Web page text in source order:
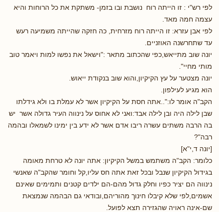
לפי רש"י : זו הייתה רוח נושבת ובו בזמן- משתקת את כל הרוחות והיא
עצמה חמה מאד.
לפי אבן עזרא: זו הייתה רוח מזרחית, כה חזקה שהייתה משמיעה רעש
עד שתחרשנה האוזניים.
יונה שוב מתייאש,כפי שהכתוב מתאר :"וישאל את נפשו למות ויאמר טוב
מותי מחיי".
יונה מצטער על עץ הקיקיון,והוא שוב בנקודת ייאוש.
הוא מגיע לעילפון.
הקב"ה אומר לו:"..אתה חסת על הקיקיון אשר לא עמלת בו ולא גידלתו
שבן לילה היה ובן לילה אבד:ואני לא אחוס על נינווה העיר גדולה אשר יש
בה הרבה משתים עשרה ריבו אדם אשר לא ידע בין ימינו לשמאלו ובהמה
רבה"?
[יונה ד,י"א]
כלומר: הקב"ה משתמש במשל הקיקיון: אתה יונה לא טרחת מאומה
בגידול הקיקיון שנבל ובכל זאת אתה חס עליו,קל וחומר שהקב"ה שאנשי
נינווה הם יציר כפיו וחלק גדול מהם-הם ילדים קטנים ותמימים שאינם
אשמים,לפי שלא קיבלו חינוך מהוריהם,ובודאי גם הבהמה שנמצאת
שם-אינה ראויה שהגזירה תצא לפועל.